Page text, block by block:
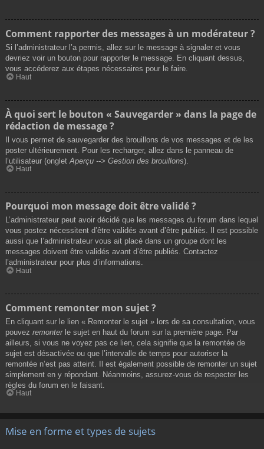
Comment rapporter des messages à un modérateur ?
Si l’administrateur l’a permis, allez sur le message à signaler et vous
devriez voir un bouton pour rapporter le message. En cliquant dessus,
vous accéderez aux étapes nécessaires pour le faire.
Haut
À quoi sert le bouton « Sauvegarder » dans la page de
rédaction de message ?
Il vous permet de sauvegarder des brouillons de vos messages et de les
poster ultérieurement. Pour les recharger, allez dans le panneau de
l’utilisateur (onglet Aperçu --> Gestion des brouillons).
Haut
Pourquoi mon message doit être validé ?
L’administrateur peut avoir décidé que les messages du forum dans lequel
vous postez nécessitent d’être validés avant d’être publiés. Il est possible
aussi que l’administrateur vous ait placé dans un groupe dont les
messages doivent être validés avant d’être publiés. Contactez
l’administrateur pour plus d’informations.
Haut
Comment remonter mon sujet ?
En cliquant sur le lien « Remonter le sujet » lors de sa consultation, vous
pouvez remonterle sujet en haut du forum sur la première page. Par
ailleurs, si vous ne voyez pas ce lien, cela signifie que la remontée de
sujet est désactivée ou que l’intervalle de temps pour autoriser la
remontée n’est pas atteint. Il est également possible de remonter un sujet
simplement en y répondant. Néanmoins, assurez-vous de respecter les
règles du forum en le faisant.
Haut
Mise en forme et types de sujets